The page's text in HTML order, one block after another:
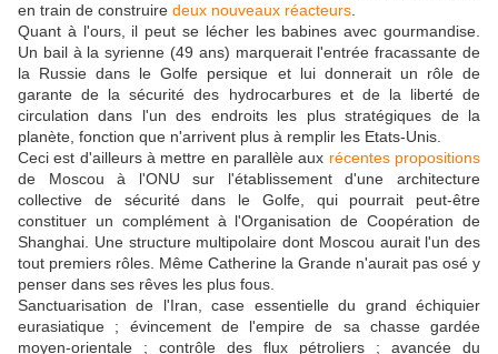
en train de construire deux nouveaux réacteurs
Quant à l'ours, il peut se lécher les babines avec gourmandise.
Un bail à la syrienne (49 ans) marquerait l'entrée fracassante de
la Russie dans le Golfe persique et lui donnerait un rôle de
garante de la sécurité des hydrocarbures et de la liberté de
circulation dans l'un des endroits les plus stratégiques de la
planète, fonction que n'arrivent plus à remplir les Etats-Unis.
Ceci est d'ailleurs à mettre en parallèle aux récentes propositions
de Moscou à l'ONU sur l'établissement d'une architecture
collective de sécurité dans le Golfe, qui pourrait peut-être
constituer un complément à l'Organisation de Coopération de
Shanghai. Une structure multipolaire dont Moscou aurait l'un des
tout premiers rôles. Même Catherine la Grande n'aurait pas osé y
penser dans ses rêves les plus fous.
Sanctuarisation de l'Iran, case essentielle du grand échiquier
eurasiatique ; évincement de l'empire de sa chasse gardée
moyen-orientale ; contrôle des flux pétroliers ; avancée du